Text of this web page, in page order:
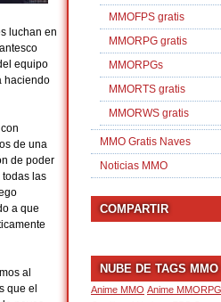
luchan en
equipo
haciendo
de una
de poder
todas las
a que
al
que el
MMOFPS gratis
MMORPG gratis
MMORPGs
MMORTS gratis
MMORWS gratis
MMO Gratis Naves
Noticias MMO
COMPARTIR
NUBE DE TAGS MMO
Anime MMO Anime MMORPG